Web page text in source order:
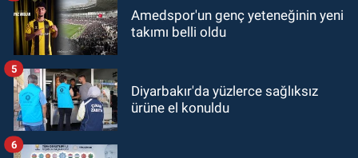
Amedspor'un genç yeteneğinin yeni
takımı belli oldu
Diyarbakır'da yüzlerce sağlıksız
ürüne el konuldu
5
6